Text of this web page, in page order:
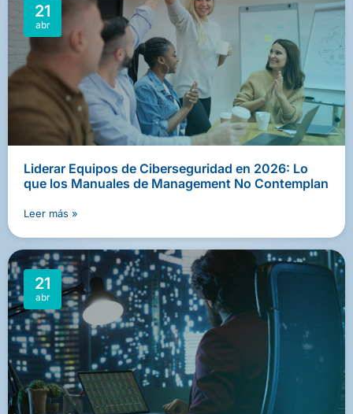
Liderar Equipos de Ciberseguridad en 2026: Lo
que los Manuales de Management No Contemplan
21
abr
Leer más »
21
abr